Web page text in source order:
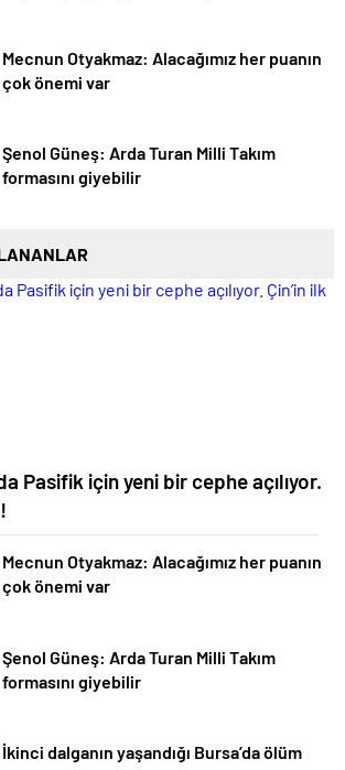
Mecnun Otyakmaz: Alacağımız her puanın
çok önemi var
Şenol Güneş: Arda Turan Milli Takım
formasını giyebilir
Pasifik için yeni bir cephe açılıyor.
Mecnun Otyakmaz: Alacağımız her puanın
çok önemi var
Şenol Güneş: Arda Turan Milli Takım
formasını giyebilir
İkinci dalganın yaşandığı Bursa’da ölüm